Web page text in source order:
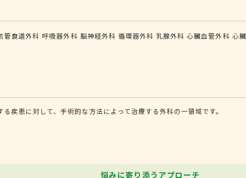
管食道外科 呼吸器外科 脳神経外科 循環器外科 乳腺外科 心臓血管外科 心
疾患に対して、手術的な方法によって治療する外科の一領域です。
悩みに寄り添うアプローチ